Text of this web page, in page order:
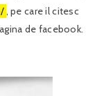
, pe care il citesc
de facebook.